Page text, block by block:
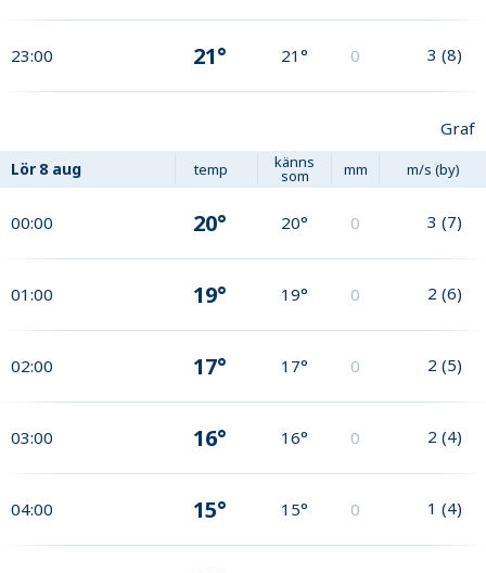
23:00 21° 21° 0 3 (8)
Graf
Lör 8 aug temp känns
som mm m/s (by)
00:00 20° 20° 0 3 (7)
01:00 19° 19° 0 2 (6)
02:00 17° 17° 0 2 (5)
03:00 16° 16° 0 2 (4)
04:00 15° 15° 0 1 (4)